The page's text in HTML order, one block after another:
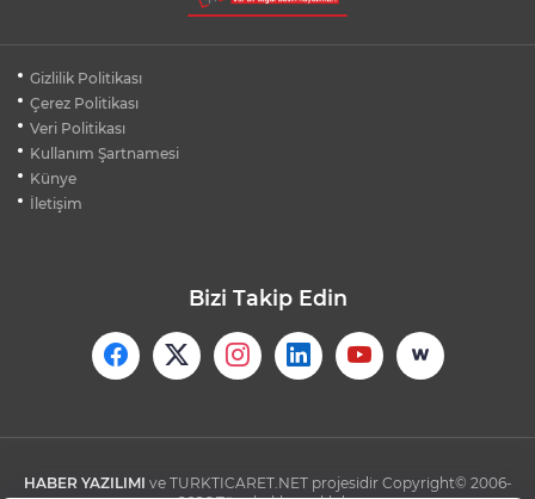
SİLİVRİ'DE YANGIN: MAHSUR KALANLAR
Gizlilik Politikası
Çerez Politikası
Veri Politikası
Kullanım Şartnamesi
Künye
İletişim
Bizi Takip Edin
HABER YAZILIMI ve TURKTICARET.NET projesidir Copyright© 2006-